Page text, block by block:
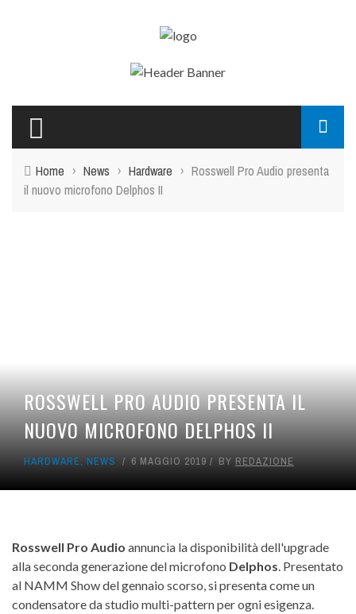
Home › News › Hardware › Rosswell Pro Audio presenta
il nuovo microfono Delphos II
ROSSWELL PRO AUDIO PRESENTA IL
NUOVO MICROFONO DELPHOS II
HARDWARE, NEWS 6 MAGGIO 2019 BY REDAZIONE
Rosswell Pro Audio annuncia la disponibilità dell'upgrade
alla seconda generazione del microfono Delphos. Presentato
al NAMM Show del gennaio scorso, si presenta come un
condensatore da studio multi-pattern per ogni esigenza.